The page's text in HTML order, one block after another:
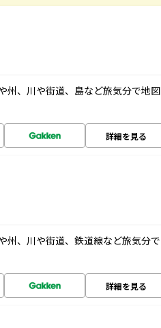
州、川や街道、島など旅気分で地図
詳細を見る
州、川や街道、鉄道線など旅気分で
詳細を見る